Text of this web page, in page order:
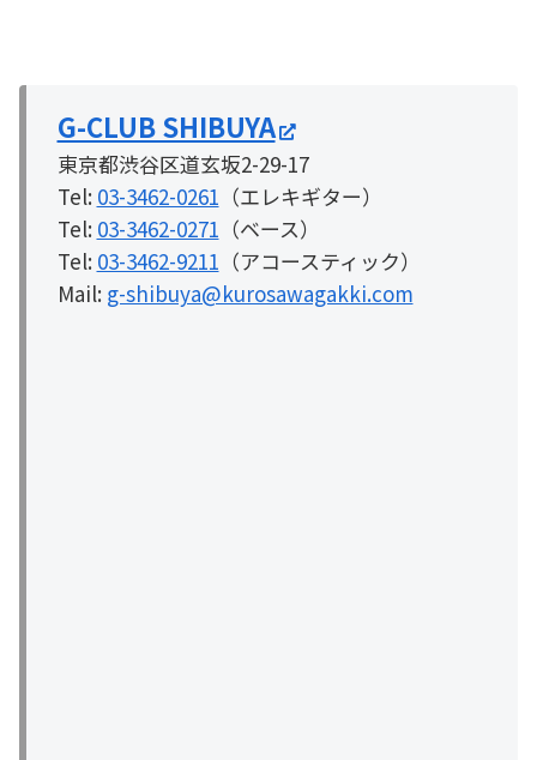
G-CLUB SHIBUYA
東京都渋谷区道玄坂2-29-17
Tel: 03-3462-0261 （エレキギター）
Tel: 03-3462-0271 （ベース）
Tel: 03-3462-9211 （アコースティック）
Mail: g-shibuya@kurosawagakki.com